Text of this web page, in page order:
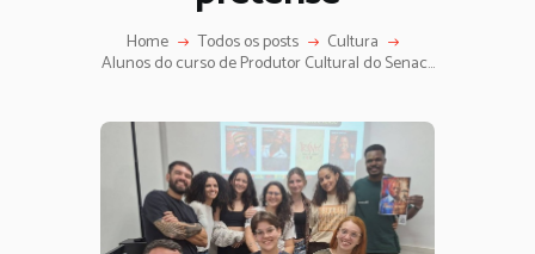
Home Todos os posts Cultura
Alunos do curso de Produtor Cultural do Senac...